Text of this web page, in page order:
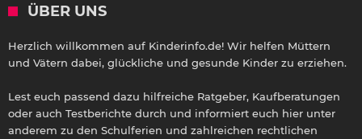
ÜBER UNS
Herzlich willkommen auf Kinderinfo.de! Wir helfen Müttern
und Vätern dabei, glückliche und gesunde Kinder zu erziehen.
Lest euch passend dazu hilfreiche Ratgeber, Kaufberatungen
oder auch Testberichte durch und informiert euch hier unter
anderem zu den Schulferien und zahlreichen rechtlichen